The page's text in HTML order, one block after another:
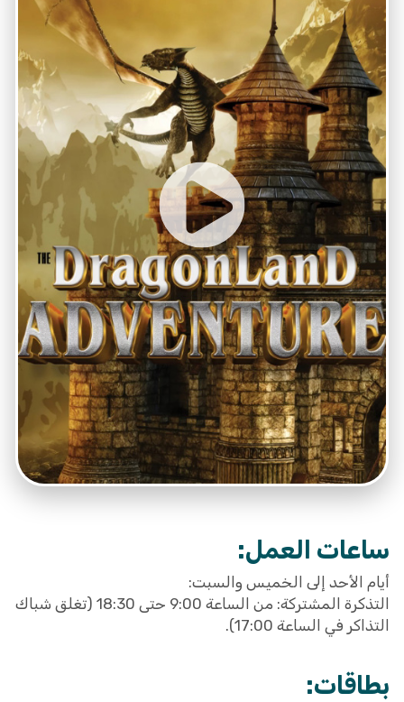
ساعات العمل:
أيام الأحد إلى الخميس والسبت:
التذكرة المشتركة: من الساعة 9:00 حتى 18:30 (تغلق شباك
التذاكر في الساعة 17:00).
بطاقات: